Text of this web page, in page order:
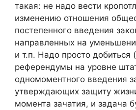
такая: не надо вести
изменению отношения
постепенного введения
направленных на
и т.п. Надо просто добиться
референдумы на уровне
одномоментного введения
утверждающих защиту
момента зачатия, и задача